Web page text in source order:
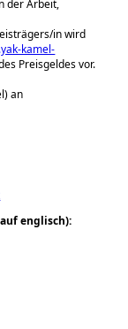
der Arbeit,
in wird
kamel-
Preisgeldes vor.
an
englisch):